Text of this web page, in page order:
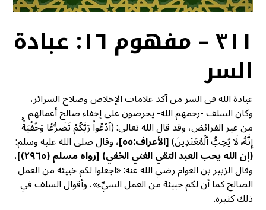
٣١١ – مفهوم ١٦: عبادة
السر
عبادة الله في السر من آكد علامات الإخلاص وصلاح السرائر،
وكان السلف -رحمهم الله- يحرصون على إخفاء صالح أعمالهم
من غير الفرائض، وقد قال الله تعالى: (ٱدۡعُواْ رَبَّكُمۡ تَضَرُّعٗا وَخُفۡيَةًۚ
إِنَّهُۥ لَا يُحِبُّ ٱلۡمُعۡتَدِينَ)[الأعراف:٥٥] ، وقال صلى الله عليه وسلم:
(إن الله يحب العبد التقي الغني الخفي)[رواه مسلم (٢٩٦٥)] ،
وقال الزبير بن العوام رضي الله عنه: «اجعلوا لكم خبيئة من العمل
الصالح كما أن لكم خبيئة من العمل السيِّء»، وأقوال السلف في
ذلك كثيرة.